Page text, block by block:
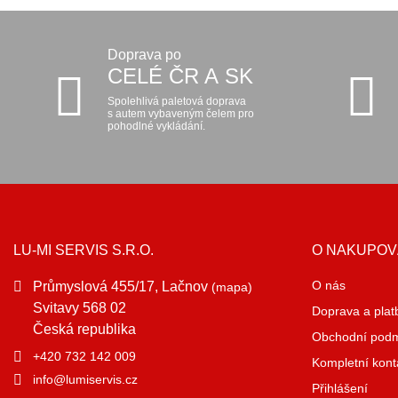
Doprava po
CELÉ ČR A SK
Spolehlivá paletová doprava
s autem vybaveným čelem pro
pohodlné vykládání.
LU-MI SERVIS S.R.O.
Průmyslová 455/17, Lačnov (mapa)
Svitavy 568 02
Česká republika
+420 732 142 009
info@lumiservis.cz
O
O nás
Doprava a
Obchodní
Kompletní
Přihlášení